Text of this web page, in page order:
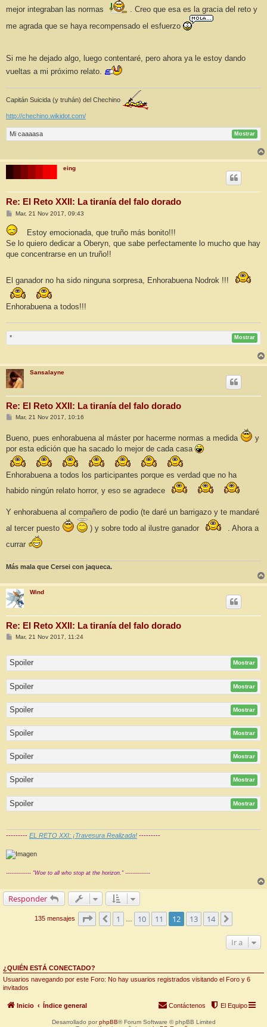
mejor integraban las normas
. Creo que esa es la gracia del reto y
me agrada que se haya recompensado el esfuerzo
Si me he dejado algo, luego contentaré, pero ahora ya le estoy dando
vueltas a mi próximo relato.
Capitán Suicida (y truhán) del Chechino
http://chechino.wikidot.com/
Mi caaaasa Mostrar
eing
Re: El Reto XXII: La tiranía del falo dorado
M
n
s
a
e
Mar, 21 Nov 2017, 09:43
Estoy emocionada, que truño más bonito!!!
Se lo quiero dedicar a Oberyn, que sabe perfectamente lo mucho que hay
que concentrarse en un truño!!
El ganador no ha sido ninguna sorpresa, Enhorabuena Nodrok !!!
Enhorabuena a todos!!!
* Mostrar
Sansalayne
Re: El Reto XXII: La tiranía del falo dorado
M
s
j
e
Mar, 21 Nov 2017, 10:16
Bueno, pues enhorabuena al máster por hacerme normas a medida
y
por esta edición que ha sacado lo mejor de cada casa
Enhorabuena a todos los participantes porque es verdad que no ha
habido ningún relato horror, y eso se agradece
Y enhorabuena al compañero de podio (te daré un barrigazo y te mandaré
al tercer puesto
) y sobre todo al ilustre ganador
. Ahora a
currar
Más mala que Cersei con jaqueca.
Wind
Re: El Reto XXII: La tiranía del falo dorado
M
s
a
j
e
Mar, 21 Nov 2017, 11:24
Spoiler Mostrar
Spoiler Mostrar
Spoiler Mostrar
Spoiler Mostrar
Spoiler Mostrar
Spoiler Mostrar
Spoiler Mostrar
--------- EL RETO XXI: ¡Travesura Realizada! ---------
-------------- "Woe to all who stop at the horizon." --------------
Responder
135 mensajes Página12 de14
Anterior
1 10 11 12 13 14
Ir a
¿QUIÉN ESTÁ CONECTADO?
Usuarios navegando por este Foro: No hay usuarios registrados visitando el Foro y 6
invitados
Inicio Índice general El Equipo
Contáctenos
Desarrollado por phpBB® Forum Software © phpBB Limited